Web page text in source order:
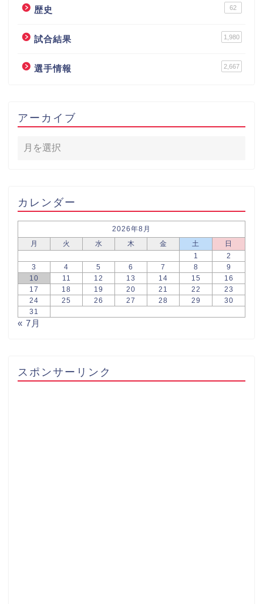
歴史 62
試合結果 1,980
選手情報 2,667
アーカイブ
カレンダー
2026年8月
月
火 水 木 金 土
日
1
2
3
4 5 6 7 8
9
10
11 12 13 14 15
16
17
18 19 20 21 22
23
24
25 26 27 28 29
30
31
« 7月
スポンサーリンク